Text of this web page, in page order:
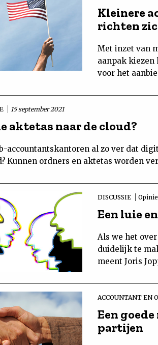
Kleinere
richten
Met inzet van
aanpak kiezen
voor het
15 september 2021
aktetas naar de cloud?
accountantskantoren al zo ver dat
Kunnen ordners en aktetas worden
DISCUSSIE Opinie
Een luie
Als we het
duidelijk te
meent Joris
ACCOUNTANT EN
Een
partijen